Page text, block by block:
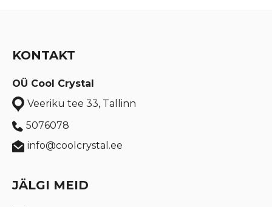
KONTAKT
OÜ Cool Crystal
Veeriku tee 33, Tallinn
5076078
info@coolcrystal.ee
JÄLGI MEID